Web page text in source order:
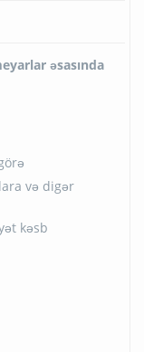
əsasında
və digər
kəsb